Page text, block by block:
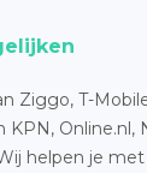
Ziggo, T-
KPN, Online.nl,
helpen je